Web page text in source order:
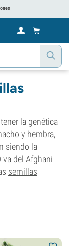
la genética
y hembra,
siendo la
va del Afghani
semillas